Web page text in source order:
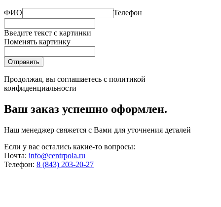
ФИО Телефон
Введите текст с картинки
Поменять картинку
Отправить
Продолжая, вы соглашаетесь с политикой
конфиденциальности
Ваш заказ успешно оформлен.
Наш менеджер свяжется с Вами для уточнения деталей
Если у вас остались какие-то вопросы:
Почта: info@centrpola.ru
Телефон: 8 (843) 203-20-27